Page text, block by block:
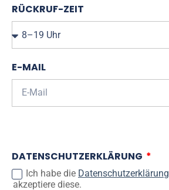
RÜCKRUF-ZEIT
E-MAIL
DATENSCHUTZERKLÄRUNG
Ich habe die Datenschutzerklärung
akzeptiere diese.